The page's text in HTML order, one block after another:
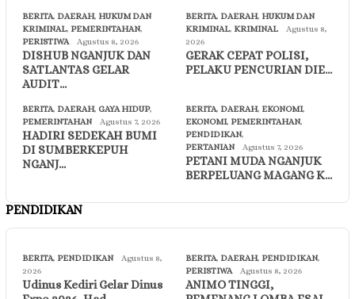
BERITA, DAERAH, HUKUM DAN
KRIMINAL, PEMERINTAHAN,
PERISTIWA
Agustus 8, 2026
DISHUB NGANJUK DAN
SATLANTAS GELAR
AUDIT…
BERITA, DAERAH, HUKUM DAN
KRIMINAL, KRIMINAL
Agustus 8,
2026
GERAK CEPAT POLISI,
PELAKU PENCURIAN DIE…
BERITA, DAERAH, GAYA HIDUP,
PEMERINTAHAN
Agustus 7, 2026
HADIRI SEDEKAH BUMI
DI SUMBERKEPUH
NGANJ…
BERITA, DAERAH, EKONOMI,
EKONOMI, PEMERINTAHAN,
PENDIDIKAN,
PERTANIAN
Agustus 7, 2026
PETANI MUDA NGANJUK
BERPELUANG MAGANG K…
PENDIDIKAN
BERITA, PENDIDIKAN
Agustus 8,
2026
Udinus Kediri Gelar Dinus
BERITA, DAERAH, PENDIDIKAN,
PERISTIWA
Agustus 8, 2026
ANIMO TINGGI,